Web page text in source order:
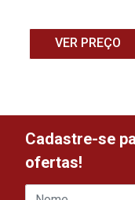
VER PREÇO
Cadastre-se
ofertas!